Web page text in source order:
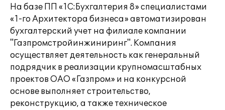
На базе ПП «1С:Бухгалтерия 8» специалистами
«1-го Архитектора бизнеса» автоматизирован
бухгалтерский учет на филиале компании
"Газпромстройинжиниринг". Компания
осуществляет деятельность как генеральный
подрядчик в реализации крупномасштабных
проектов ОАО «Газпром» и на конкурсной
основе выполняет строительство,
реконструкцию, а также техническое